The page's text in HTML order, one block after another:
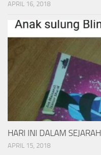
APRIL 16, 2018
HARI INI DALAM SEJARAH
APRIL 15, 2018